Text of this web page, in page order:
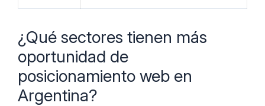
¿Qué sectores tienen más
oportunidad de
posicionamiento web en
Argentina?